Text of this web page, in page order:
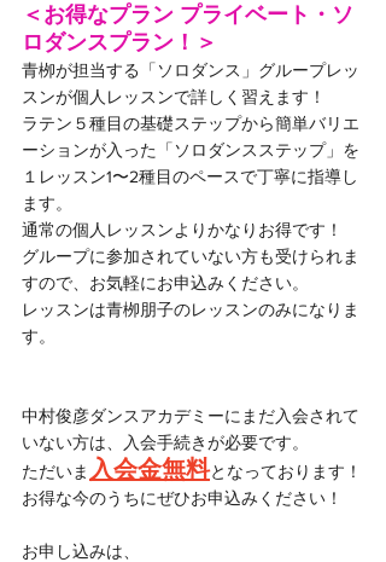
＜お得なプラン プライベート・ソ
ロダンスプラン！＞
青栁が担当する「ソロダンス」グループレッ
スンが個人レッスンで詳しく習えます！
ラテン５種目の基礎ステップから簡単バリエ
ーションが入った「ソロダンスステップ」を
１レッスン1〜2種目のペースで丁寧に指導し
ます。
通常の個人レッスンよりかなりお得です！
グループに参加されていない方も受けられま
すので、お気軽にお申込みください。
レッスンは青栁朋子のレッスンのみになりま
す。
中村俊彦ダンスアカデミーにまだ入会されて
いない方は、入会手続きが必要です。
ただいま 入会金無料となっております！
お得な今のうちにぜひお申込みください！
お申し込みは、